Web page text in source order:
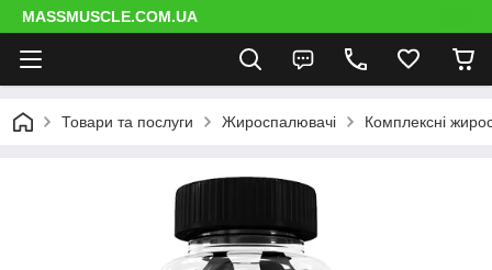
MASSMUSCLE.COM.UA
Товари та послуги Жироспалювачі Комплексні